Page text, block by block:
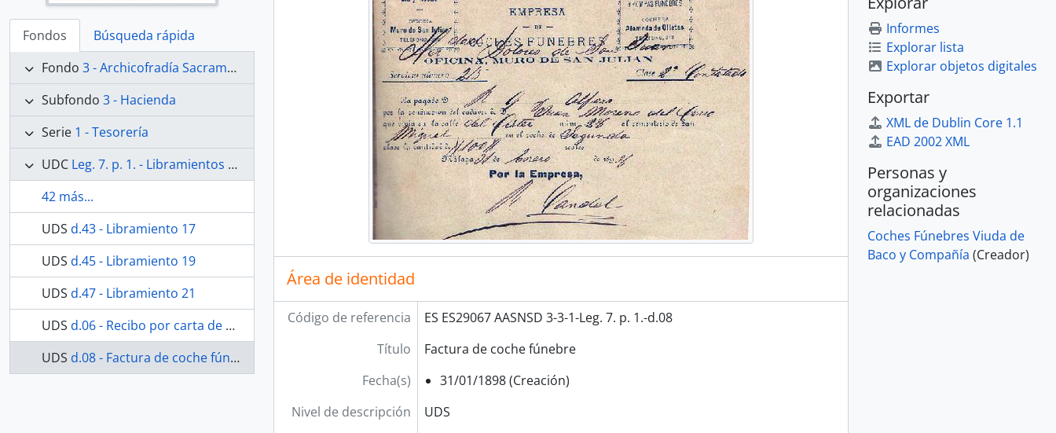
Fondos
Búsqueda rápida
Fondo 3 - Archicofradía Sacramental de Nuestra Señora de los Dolores
Subfondo 3 - Hacienda
Serie 1 - Tesorería
UDC Leg. 7. p. 1. - Libramientos desde el 1 al 21. 1º de enero al 18 de junio. Año 1898
42 más...
UDS d.43 - Libramiento 17
UDS d.45 - Libramiento 19
UDS d.47 - Libramiento 21
UDS d.06 - Recibo por carta de pago derechos municipales de inhumación
UDS d.08 - Factura de coche fúnebre
Área de identidad
Código de referencia
ES ES29067 AASNSD 3-3-1-Leg. 7. p. 1.-d.08
Título
Factura de coche fúnebre
Fecha(s)
31/01/1898 (Creación)
Nivel de descripción
UDS
Informes
Explorar lista
Explorar objetos digitales
Exportar
XML de Dublin Core 1.1
EAD 2002 XML
Personas y
organizaciones
relacionadas
Coches Fúnebres Viuda de
Baco y Compañía (Creador)